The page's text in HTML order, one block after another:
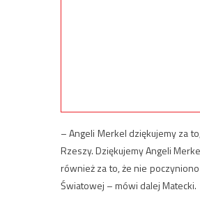
– Angeli Merkel dziękujemy za
Rzeszy. Dziękujemy Angeli
również za to, że nie
Światowej – mówi dalej Matecki.